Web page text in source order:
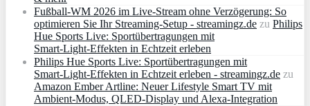
Fußball-WM 2026 im Live-Stream ohne Verzögerung: So
optimieren Sie Ihr Streaming-Setup - streamingz.de zu Philips
Hue Sports Live: Sportübertragungen mit
Smart‑Light‑Effekten in Echtzeit erleben
Philips Hue Sports Live: Sportübertragungen mit
Smart‑Light‑Effekten in Echtzeit erleben - streamingz.de zu
Amazon Ember Artline: Neuer Lifestyle Smart TV mit
Ambient‑Modus, QLED‑Display und Alexa‑Integration